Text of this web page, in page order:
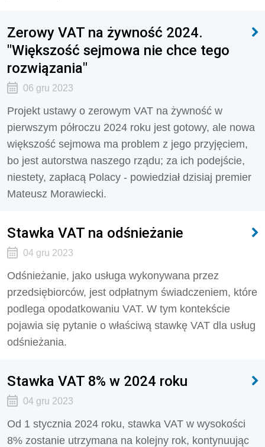
Zerowy VAT na żywność 2024.
"Większość sejmowa nie chce tego
rozwiązania"
06 gru 2023
Projekt ustawy o zerowym VAT na żywność w
pierwszym półroczu 2024 roku jest gotowy, ale nowa
większość sejmowa ma problem z jego przyjęciem,
bo jest autorstwa naszego rządu; za ich podejście,
niestety, zapłacą Polacy - powiedział dzisiaj premier
Mateusz Morawiecki.
Stawka VAT na odśnieżanie
04 gru 2023
Odśnieżanie, jako usługa wykonywana przez
przedsiębiorców, jest odpłatnym świadczeniem, które
podlega opodatkowaniu VAT. W tym kontekście
pojawia się pytanie o właściwą stawkę VAT dla usług
odśnieżania.
Stawka VAT 8% w 2024 roku
04 gru 2023
Od 1 stycznia 2024 roku, stawka VAT w wysokości
8% zostanie utrzymana na kolejny rok, kontynuując